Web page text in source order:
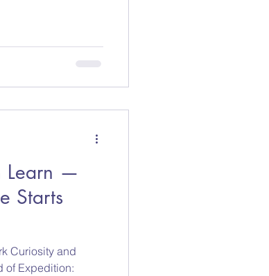
Learn —
Starts
Curiosity and
of Expedition: